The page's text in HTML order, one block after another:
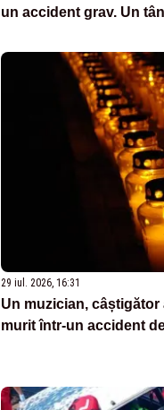
un accident grav. Un
29 iul. 2026, 16:31
Un muzician, câștigător
murit într-un accident